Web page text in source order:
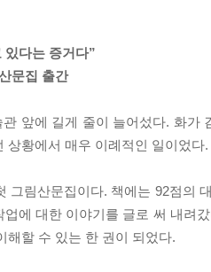
있다는 증거다”
문집 출간
앞에 길게 줄이 늘어섰다. 화가
상황에서 매우 이례적인 일이었
그림산문집이다. 책에는 92점의
에 대한 이야기를 글로 써 내려
해할 수 있는 한 권이 되었다.